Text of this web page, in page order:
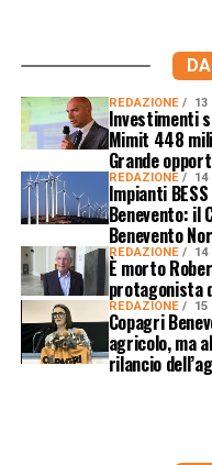
REDAZIONE 13
Investimenti
Mimit 448
Grande
REDAZIONE 14
Impianti
Benevento: il
Benevento
REDAZIONE 14
È morto
protagonista
REDAZIONE 15
Copagri
agricolo, ma
rilancio